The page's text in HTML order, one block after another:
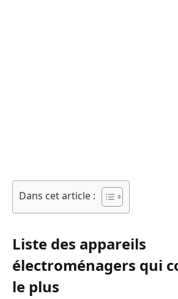
Dans cet article :
Liste des appareils
électroménagers qui
le plus